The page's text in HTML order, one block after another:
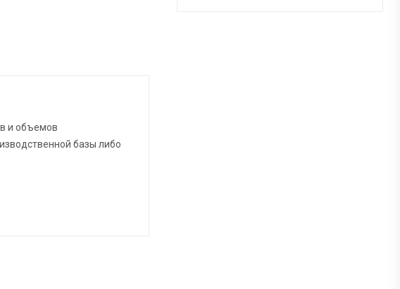
и объемов
базы либо